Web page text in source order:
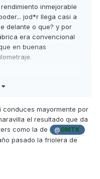
inmejorable
jod*r llega casi a
delante o que? y por
era convencional
en buenas
mayormente por
el resultado que da
como la de
@GMTK
pasado la friolera de